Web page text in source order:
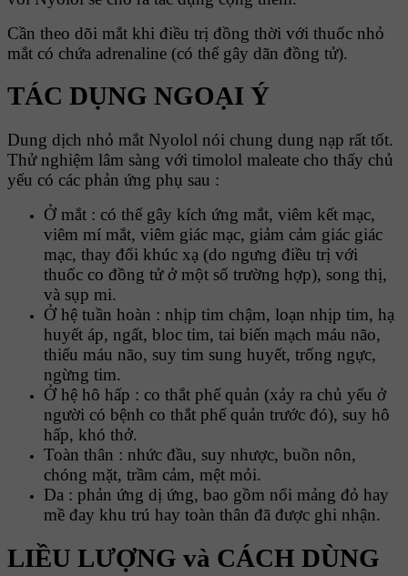
Cần theo dõi mắt khi điều trị đồng thời với thuốc nhỏ
mắt có chứa adrenaline (có thể gây dãn đồng tử).
TÁC DỤNG NGOẠI Ý
Dung dịch nhỏ mắt Nyolol nói chung dung nạp rất tốt.
Thử nghiệm lâm sàng với timolol maleate cho thấy chủ
yếu có các phản ứng phụ sau :
Ở mắt : có thể gây kích ứng mắt, viêm kết mạc,
viêm mí mắt, viêm giác mạc, giảm cảm giác giác
mạc, thay đổi khúc xạ (do ngưng điều trị với
thuốc co đồng tử ở một số trường hợp), song thị,
và sụp mi.
Ở hệ tuần hoàn : nhịp tim chậm, loạn nhịp tim, hạ
huyết áp, ngất, bloc tim, tai biến mạch máu não,
thiếu máu não, suy tim sung huyết, trống ngực,
ngừng tim.
Ở hệ hô hấp : co thắt phế quản (xảy ra chủ yếu ở
người có bệnh co thắt phế quản trước đó), suy hô
hấp, khó thở.
Toàn thân : nhức đầu, suy nhược, buồn nôn,
chóng mặt, trầm cảm, mệt mỏi.
Da : phản ứng dị ứng, bao gồm nổi mảng đỏ hay
mề đay khu trú hay toàn thân đã được ghi nhận.
LIỀU LƯỢNG và CÁCH DÙNG